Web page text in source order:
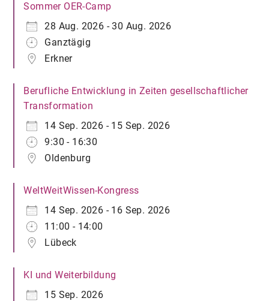
Sommer OER-Camp
28 Aug. 2026 - 30 Aug. 2026
Ganztägig
Erkner
Berufliche Entwicklung in Zeiten gesellschaftlicher
Transformation
14 Sep. 2026 - 15 Sep. 2026
9:30 - 16:30
Oldenburg
WeltWeitWissen-Kongress
14 Sep. 2026 - 16 Sep. 2026
11:00 - 14:00
Lübeck
KI und Weiterbildung
15 Sep. 2026